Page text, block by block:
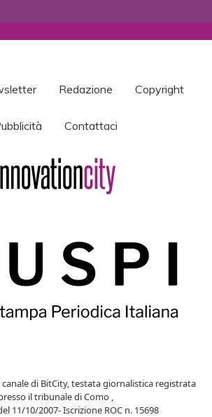
Redazione Copyright
Contattaci
di BitCity, testata giornalistica registrata
il tribunale di Como ,
11/10/2007- Iscrizione ROC n. 15698